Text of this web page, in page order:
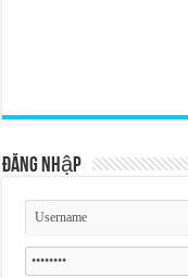
Đăng nhập